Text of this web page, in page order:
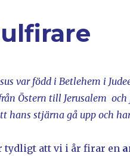
var född i Betlehem i
Östern till Jerusalem och
hans stjärna gå upp och
tydligt att vi i år firar en